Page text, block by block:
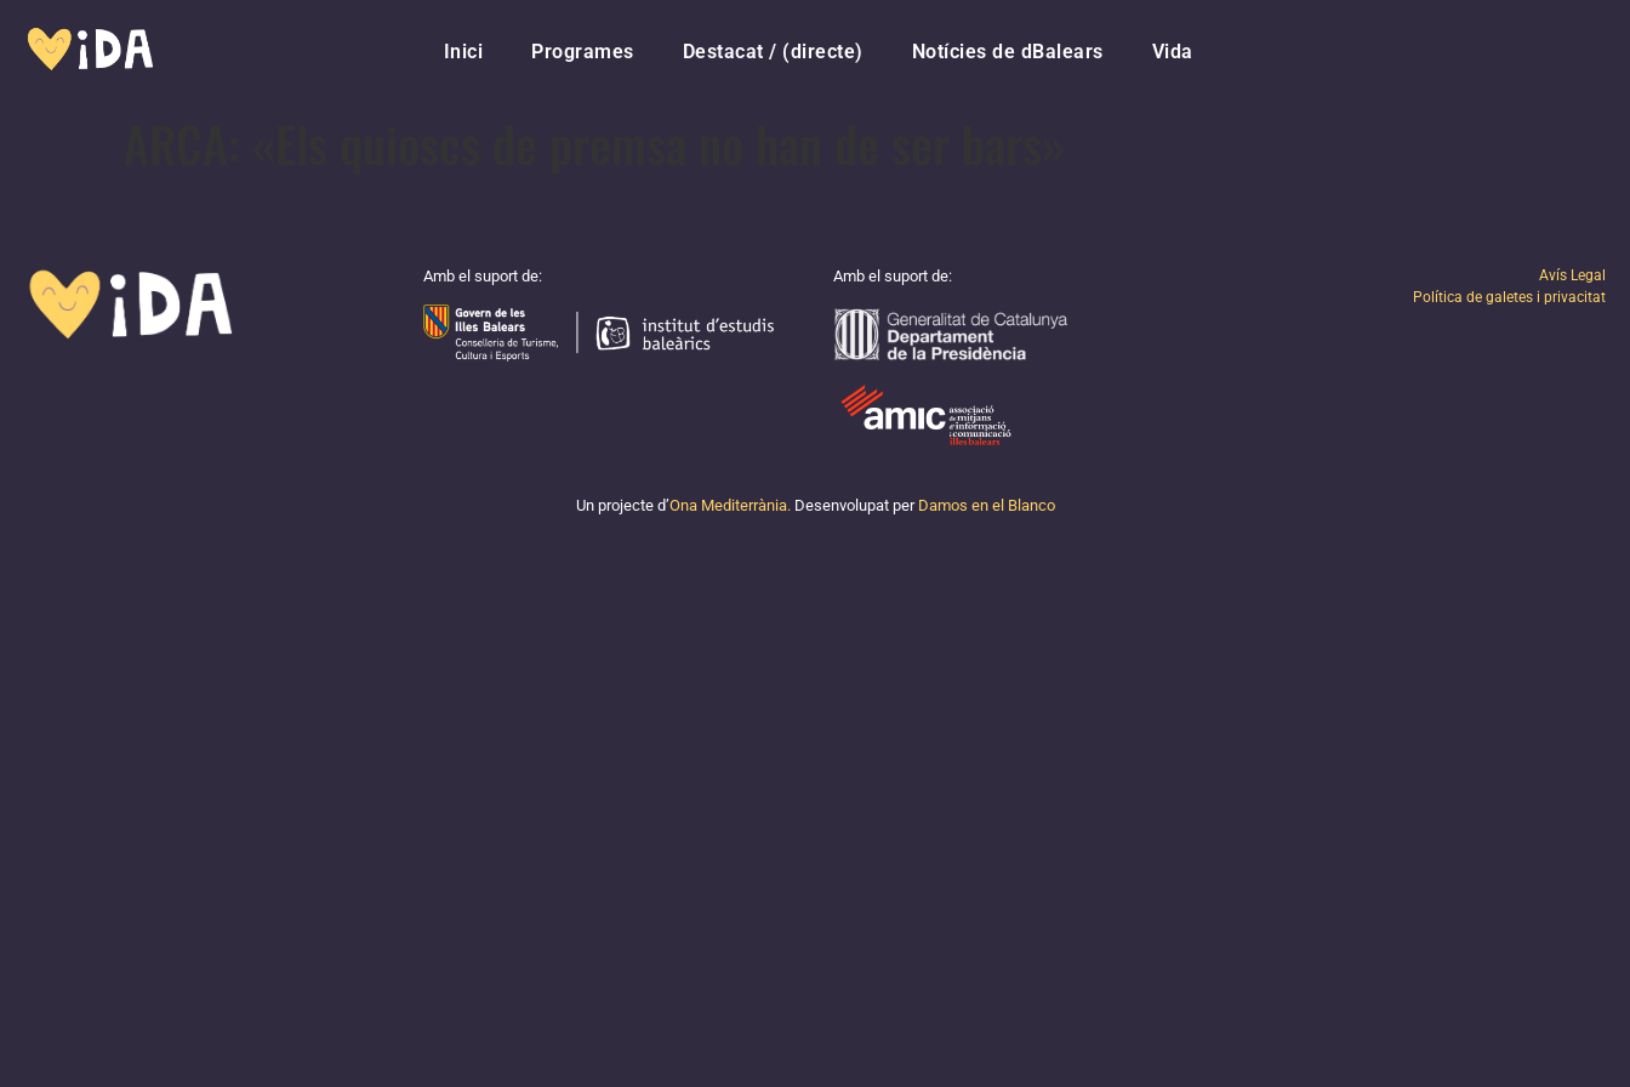
Inici Programes Destacat / (directe) Notícies de dBalears Vida
Amb el suport de: Amb el suport de:
Avís Legal
Política de galetes i privacitat
Un projecte d’Ona Mediterrània.Desenvolupat per Damos en el Blanco